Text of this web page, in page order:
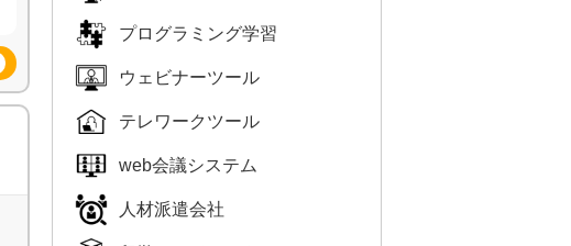
プログラミング学習
ウェビナーツール
テレワークツール
web会議システム
人材派遣会社